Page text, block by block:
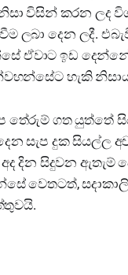
විසින් කරන ලද
ලබා දෙන ලදී.
ඒවාට ඉඩ
හැකි
තේරුම් ගත යුත්තේ
සැප දුක සියල්ල
අද දින සිදුවන
වෙතටත්,